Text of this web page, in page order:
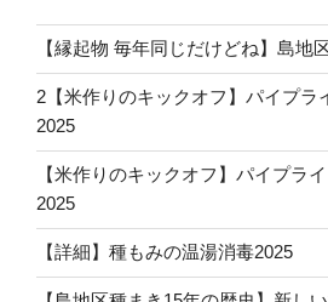
【縁起物 毎年同じだけどね】島地
2【米作りのキックオフ】パイプラ
2025
【米作りのキックオフ】パイプラ
2025
【詳細】種もみの温湯消毒2025